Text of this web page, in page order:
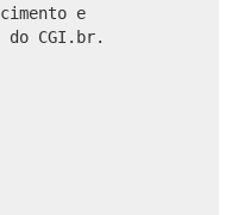
e
do CGI.br.